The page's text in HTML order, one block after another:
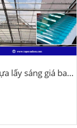
Tôn nhựa lấy sáng giá bao nhiêu tiền?